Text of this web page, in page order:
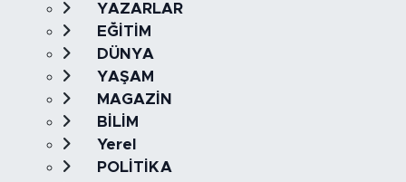
YAZARLAR
EĞİTİM
DÜNYA
YAŞAM
MAGAZİN
BİLİM
Yerel
POLİTİKA